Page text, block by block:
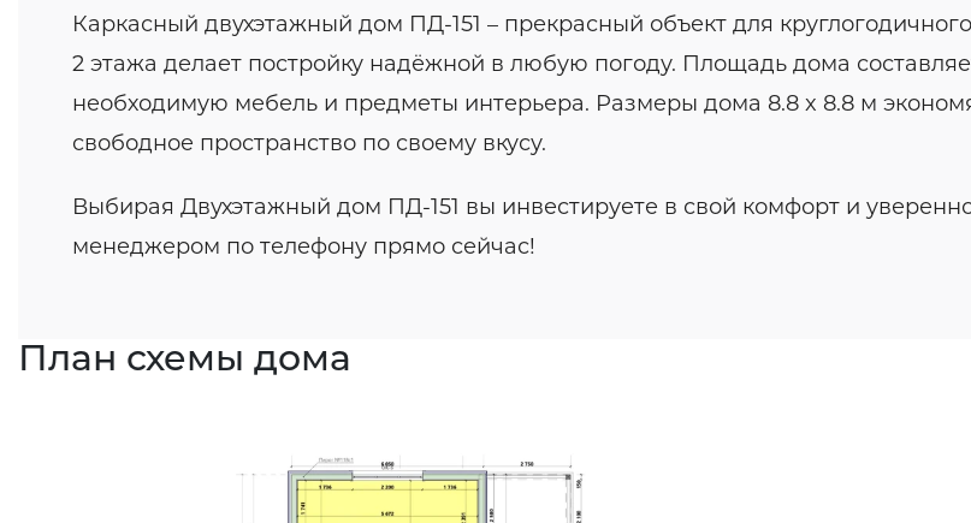
Каркасный двухэтажный дом ПД-151 – прекрасный объект для
2 этажа делает постройку надёжной в любую погоду. Площадь дома
необходимую мебель и предметы интерьера. Размеры дома 8.8 x 8.8 м
свободное пространство по своему вкусу.
Выбирая Двухэтажный дом ПД-151 вы инвестируете в свой комфорт и
менеджером по телефону прямо сейчас!
План схемы дома